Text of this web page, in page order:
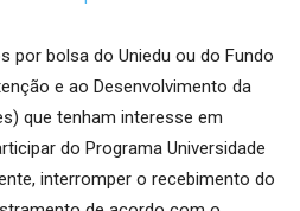
por bolsa do Uniedu ou do Fundo
e ao Desenvolvimento da
que tenham interesse em
do Programa Universidade
interromper o recebimento do